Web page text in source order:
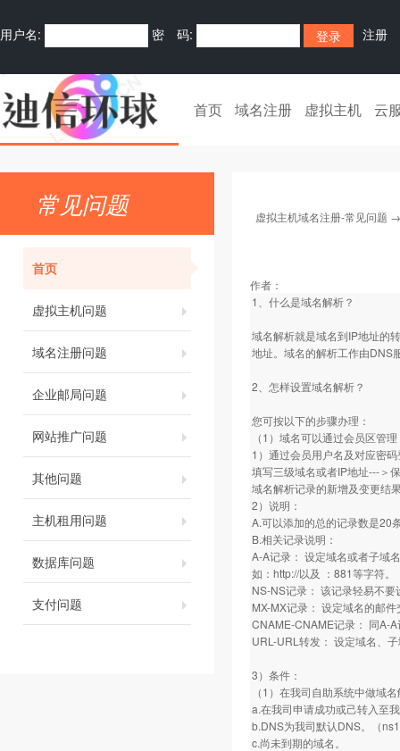
用户名: 密 码: 注册
首页 域名注册 虚拟主机 云
常见问题
首页
虚拟主机问题
域名注册问题
企业邮局问题
网站推广问题
其他问题
主机租用问题
数据库问题
支付问题
虚拟主机域名注册-常见问题
作者：
1、什么是域名解析？
域名解析就是域名到IP地址的
地址。域名的解析工作由DNS
2、怎样设置域名解析？
您可按以下的步骤办理：
（1）域名可以通过会员区管
1）通过会员用户名及对应密
填写三级域名或者IP地址---＞
域名解析记录的新增及变更结
2）说明：
A.可以添加的总的记录数是20
B.相关记录说明：
A-A记录： 设定域名或者子域
如：http://以及 ：881等字符。
NS-NS记录： 该记录轻易不
MX-MX记录： 设定域名的邮
CNAME-CNAME记录： 同A-A
URL-URL转发： 设定域名、
3）条件：
（1）在我司自助系统中做域
a.在我司申请成功或己转入至
b.DNS为我司默认DNS。（
c.尚未到期的域名。